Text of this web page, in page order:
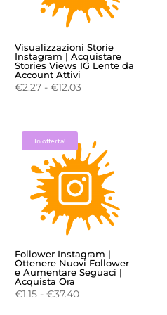
Visualizzazioni Storie
Instagram | Acquistare
Stories Views IG Lente da
Account Attivi
€2.27 - €12.03Fascia
€2.27
€12.03
In offerta!
Follower Instagram |
Ottenere Nuovi Follower
e Aumentare Seguaci |
Acquista Ora
€1.15 - €37.40Fascia